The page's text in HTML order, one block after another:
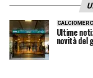
Ultime
novità del